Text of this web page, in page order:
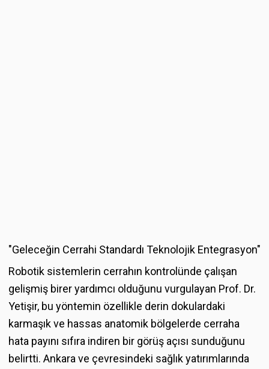
"Geleceğin Cerrahi Standardı Teknolojik Entegrasyon"
Robotik sistemlerin cerrahın kontrolünde çalışan
gelişmiş birer yardımcı olduğunu vurgulayan Prof. Dr.
Yetişir, bu yöntemin özellikle derin dokulardaki
karmaşık ve hassas anatomik bölgelerde cerraha
hata payını sıfıra indiren bir görüş açısı sunduğunu
belirtti. Ankara ve çevresindeki sağlık yatırımlarında